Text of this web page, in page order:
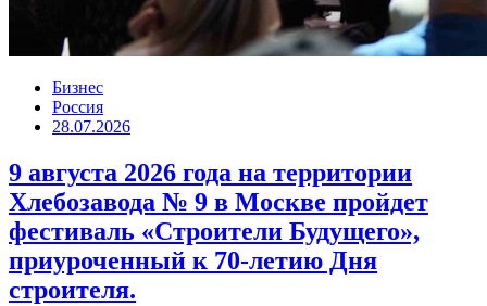
Бизнес
Россия
28.07.2026
9 августа 2026 года на территории
Хлебозавода № 9 в Москве пройдет
фестиваль «Строители Будущего»,
приуроченный к 70-летию Дня
строителя.